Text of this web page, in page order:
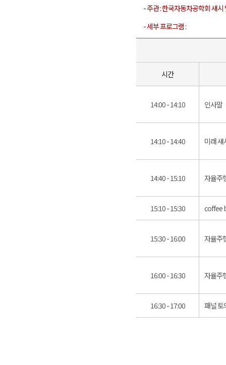
- 주관 : 한국자동차공학회 섀시
- 세부 프로그램 :
시간
14:00 - 14:10 인사말
14:10 - 14:40 미래 섀
14:40 - 15:10 자율주
15:10 - 15:30 coffee
15:30 - 16:00 자율주
16:00 - 16:30 자율주
16:30 - 17:00 패널 토